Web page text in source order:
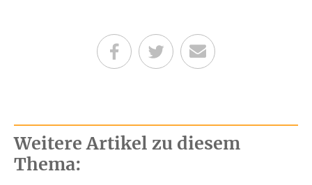
Teilen auf Facebook
Teilen auf Twitter
Per E-Mail senden
Weitere Artikel zu diesem
Thema: